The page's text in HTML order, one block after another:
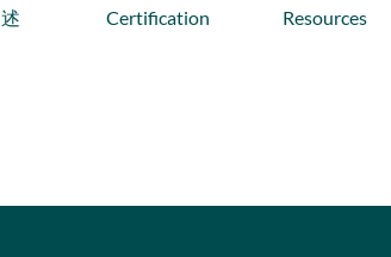
述
Certification
Resources